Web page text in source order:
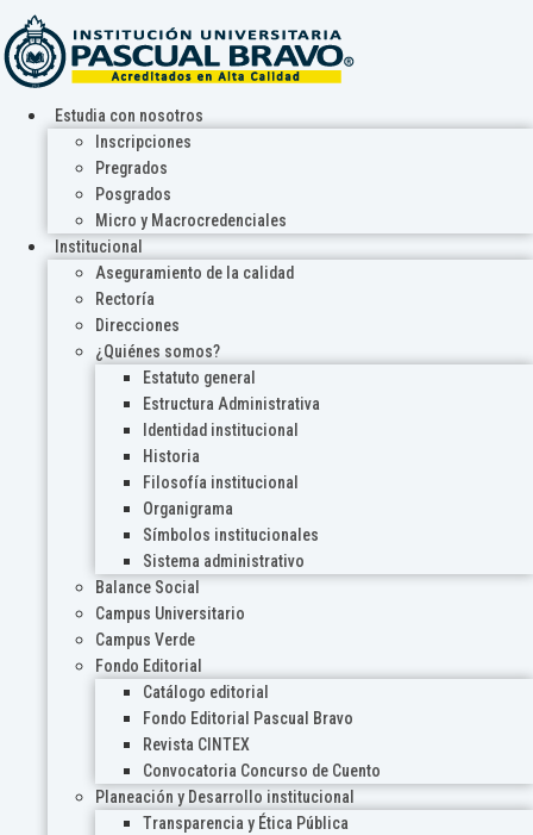
Estudia con nosotros
Inscripciones
Pregrados
Posgrados
Micro y Macrocredenciales
Institucional
Aseguramiento de la calidad
Rectoría
Direcciones
¿Quiénes somos?
Estatuto general
Estructura Administrativa
Identidad institucional
Historia
Filosofía institucional
Organigrama
Símbolos institucionales
Sistema administrativo
Balance Social
Campus Universitario
Campus Verde
Fondo Editorial
Catálogo editorial
Fondo Editorial Pascual Bravo
Revista CINTEX
Convocatoria Concurso de Cuento
Planeación y Desarrollo institucional
Transparencia y Ética Pública